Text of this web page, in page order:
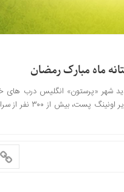
ماه مبارک رمضان
شهر «پرستون» انگلیس درب های
اسلام به روی عموم باز